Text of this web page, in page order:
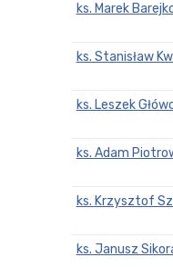
ks. Marek
ks. Stanisław
ks. Leszek
ks. Adam
ks. Krzysztof
ks. Janusz